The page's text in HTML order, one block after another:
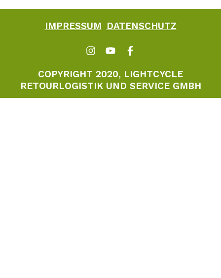
IMPRESSUM DATENSCHUTZ
COPYRIGHT 2020, LIGHTCYCLE
RETOURLOGISTIK UND SERVICE GMBH